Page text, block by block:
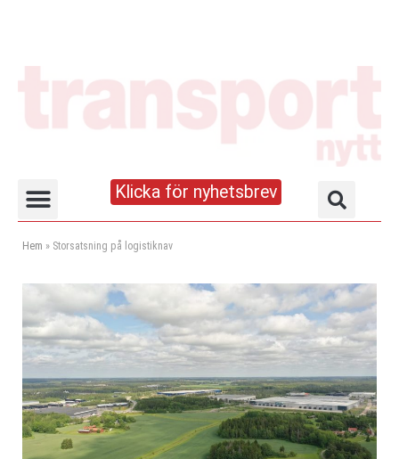
Klicka för nyhetsbrev
Hem » Storsatsning på logistiknav